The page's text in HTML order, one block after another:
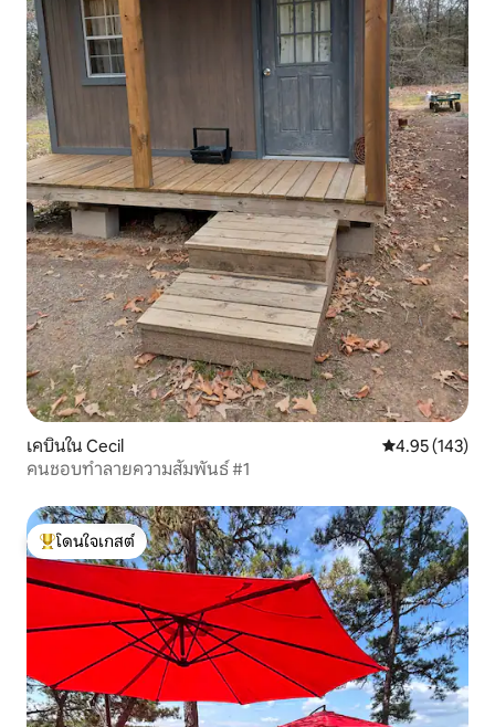
เคบินใน Cecil คะแนนเฉลี่ย
4.95 (143)
คนชอบทำลายความสัมพันธ์ #1
โดนใจเกสต์ที่สุด
โดนใจเกสต์